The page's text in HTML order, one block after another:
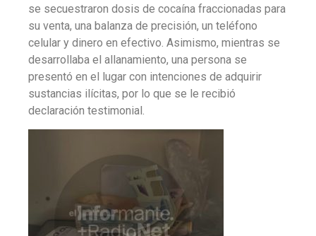
se secuestraron dosis de cocaína fraccionadas para
su venta, una balanza de precisión, un teléfono
celular y dinero en efectivo. Asimismo, mientras se
desarrollaba el allanamiento, una persona se
presentó en el lugar con intenciones de adquirir
sustancias ilícitas, por lo que se le recibió
declaración testimonial.